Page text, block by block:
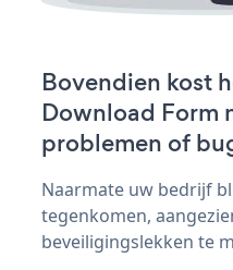
Bovendien kost
Download Form
problemen of
Naarmate uw bedrijf
tegenkomen,
beveiligingslekken te